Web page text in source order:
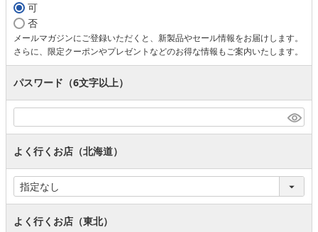
可
否
メールマガジンにご登録いただくと、新製品やセール情報をお届けします。
さらに、限定クーポンやプレゼントなどのお得な情報もご案内いたします。
パスワード（6文字以上）
よく行くお店（北海道）
よく行くお店（東北）